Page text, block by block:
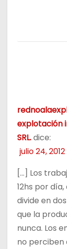
explotación
SRL.dice:
julio 24,
[…] Los
12hs por
divide en
que la
nunca. Los
no perciben